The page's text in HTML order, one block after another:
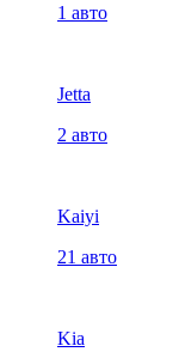
1 авто
Jetta
2 авто
Kaiyi
21 авто
Kia